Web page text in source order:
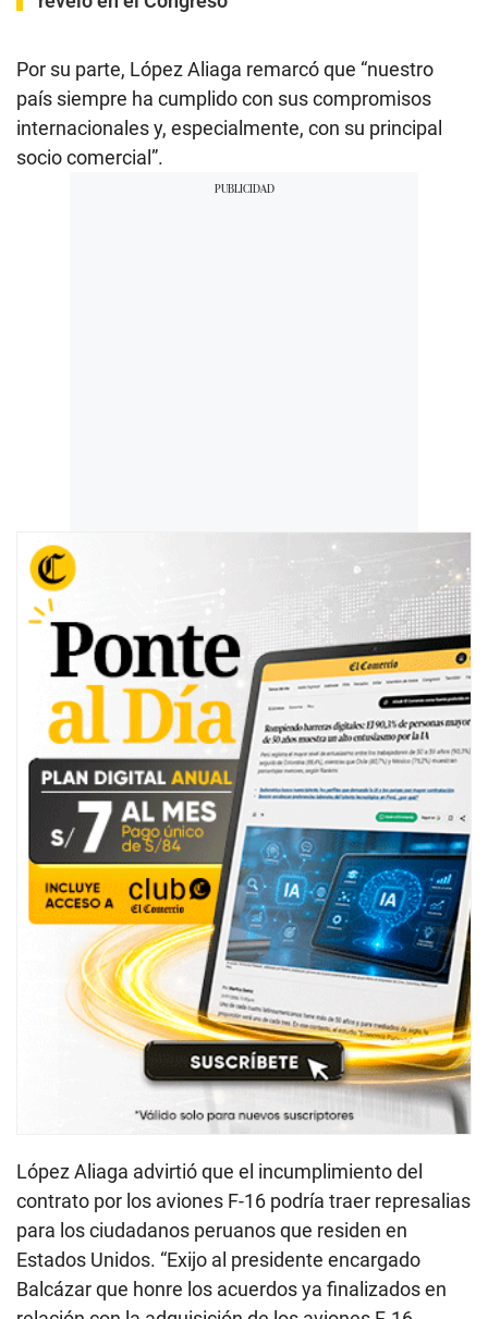
López Aliaga advirtió que el incumplimiento del
contrato por los aviones F-16 podría traer represalias
para los ciudadanos peruanos que residen en
Estados Unidos. “Exijo al presidente encargado
Balcázar que honre los acuerdos ya finalizados en
Incumplir con estos compromisos tendrá graves
consecuencias comerciales, de seguridad y de
acceso migratorio para los peruanos con Estados
Unidos”, aseveró.